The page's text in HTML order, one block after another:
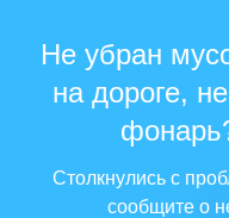
Не убран
на дороге,
Столкнулись с
сообщите о